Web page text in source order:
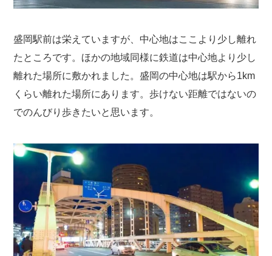
盛岡駅前は栄えていますが、中心地はここより少し離れ
たところです。ほかの地域同様に鉄道は中心地より少し
離れた場所に敷かれました。盛岡の中心地は駅から1km
くらい離れた場所にあります。歩けない距離ではないの
でのんびり歩きたいと思います。